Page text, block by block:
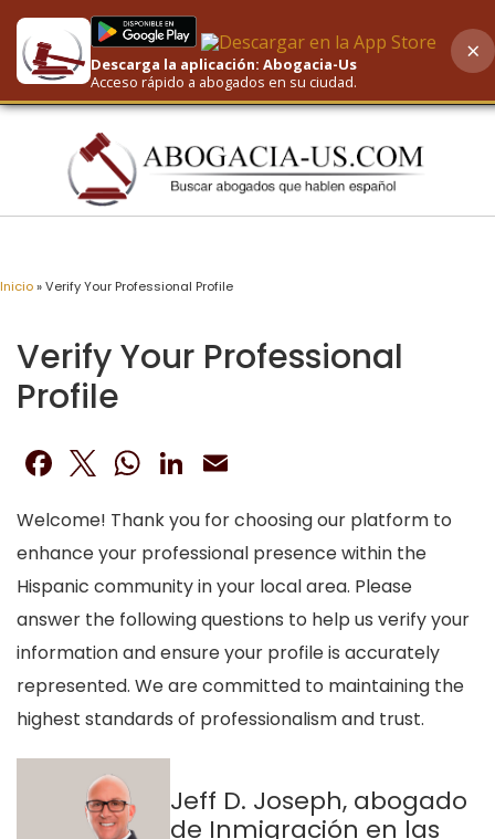
AI-Powered Search
Inicio»Verify Your Professional Profile
Verify Your Professional
Profile
Facebook
Twitter
WhatsApp
LinkedIn
Welcome! Thank you for choosing our platform to
enhance your professional presence within the
Hispanic community in your local area. Please
answer the following questions to help us verify your
information and ensure your profile is accurately
represented. We are committed to maintaining the
highest standards of professionalism and trust.
Jeff D. Joseph, abogado
de Inmigración en las
Descarga la aplicación: Abogacia-Us
Acceso rápido a abogados en su ciudad.
×